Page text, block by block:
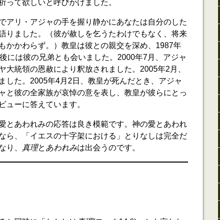
って欲しいと呼びかけました。
アリ・アジャの手を握り静かにあなたは自分のした
りました。（彼が赦しを乞うたわけでもなく、将来
かかわらず。）教皇は彼との親交を深め、1987年
には彼の兄弟とも会いました。2000年7月、アジャ
大統領の恩赦により釈放されました。2005年2月、
した。2005年4月2日、教皇が死んだとき、アジャ
と彼の全家族が哀悼の意を表し、教皇が彼らにとっ
ューに答えています。
とあわれみの応答は良き模範です。神の愛とあわれ
ら、「イエスの十字架における」とりなしは完全だ
り、 真理と あわれみは出会うのです。